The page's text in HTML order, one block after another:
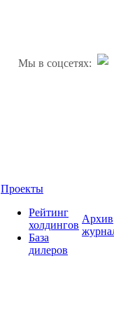
Мы в соцсетях:
Проекты
Рейтинг
холдингов
База
дилеров
Архив